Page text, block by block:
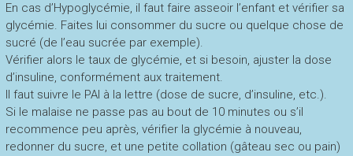
En cas d’Hypoglycémie, il faut faire asseoir l’enfant et vérifier sa
glycémie. Faites lui consommer du sucre ou quelque chose de
sucré (de l’eau sucrée par exemple).
Vérifier alors le taux de glycémie, et si besoin, ajuster la dose
d’insuline, conformément aux traitement.
Il faut suivre le PAI à la lettre (dose de sucre, d’insuline, etc.).
Si le malaise ne passe pas au bout de 10 minutes ou s’il
recommence peu après, vérifier la glycémie à nouveau,
redonner du sucre, et une petite collation (gâteau sec ou pain)